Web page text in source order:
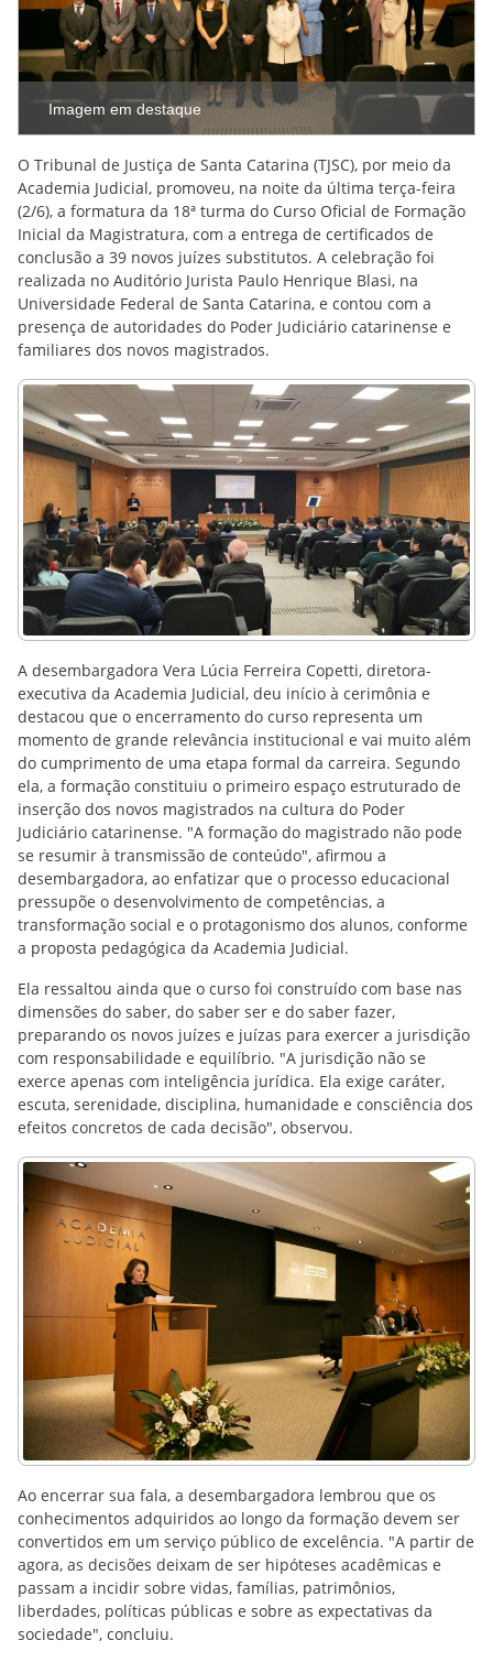
Imagem em destaque
O Tribunal de Justiça de Santa Catarina (TJSC), por meio da
Academia Judicial, promoveu, na noite da última terça-feira
(2/6), a formatura da 18ª turma do Curso Oficial de Formação
Inicial da Magistratura, com a entrega de certificados de
conclusão a 39 novos juízes substitutos. A celebração foi
realizada no Auditório Jurista Paulo Henrique Blasi, na
Universidade Federal de Santa Catarina, e contou com a
presença de autoridades do Poder Judiciário catarinense e
familiares dos novos magistrados.
A desembargadora Vera Lúcia Ferreira Copetti, diretora-
executiva da Academia Judicial, deu início à cerimônia e
destacou que o encerramento do curso representa um
momento de grande relevância institucional e vai muito além
do cumprimento de uma etapa formal da carreira. Segundo
ela, a formação constituiu o primeiro espaço estruturado de
inserção dos novos magistrados na cultura do Poder
Judiciário catarinense. "A formação do magistrado não pode
se resumir à transmissão de conteúdo", afirmou a
desembargadora, ao enfatizar que o processo educacional
pressupõe o desenvolvimento de competências, a
transformação social e o protagonismo dos alunos, conforme
a proposta pedagógica da Academia Judicial.
Ela ressaltou ainda que o curso foi construído com base nas
dimensões do saber, do saber ser e do saber fazer,
preparando os novos juízes e juízas para exercer a jurisdição
com responsabilidade e equilíbrio. "A jurisdição não se
exerce apenas com inteligência jurídica. Ela exige caráter,
escuta, serenidade, disciplina, humanidade e consciência dos
efeitos concretos de cada decisão", observou.
Ao encerrar sua fala, a desembargadora lembrou que os
conhecimentos adquiridos ao longo da formação devem ser
convertidos em um serviço público de excelência. "A partir de
agora, as decisões deixam de ser hipóteses acadêmicas e
passam a incidir sobre vidas, famílias, patrimônios,
liberdades, políticas públicas e sobre as expectativas da
sociedade", concluiu.